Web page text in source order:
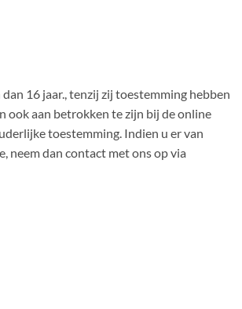
16 jaar., tenzij zij toestemming hebben
ook aan betrokken te zijn bij de online
toestemming. Indien u er van
neem dan contact met ons op via